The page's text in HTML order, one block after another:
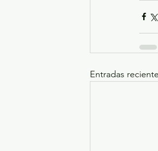
Entradas